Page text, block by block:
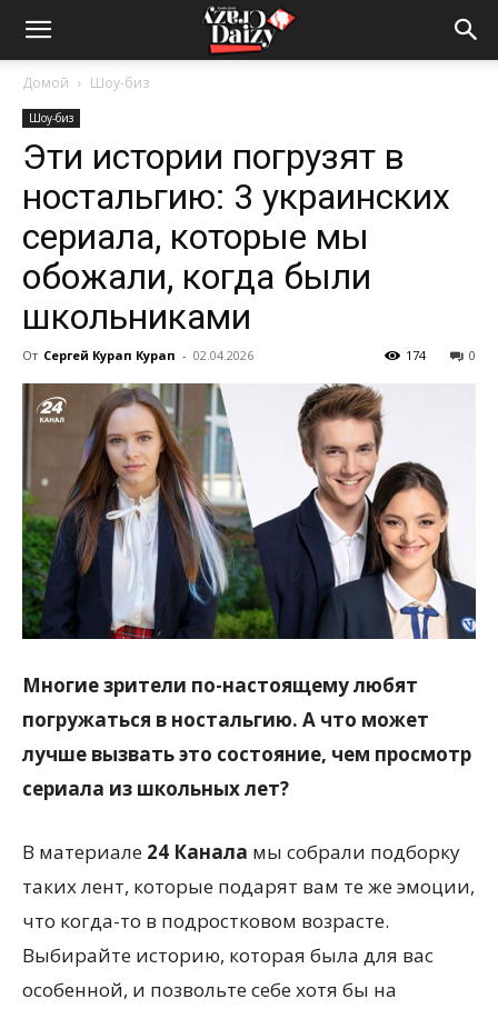
Crazy-
Daizy
сумашедшие
новости
обо
всем
Домой Шоу-биз
Шоу-биз
Эти истории погрузят в
ностальгию: 3 украинских
сериала, которые мы
обожали, когда были
школьниками
От Сергей Курап Курап - 02.04.2026 0
174
Многие зрители по-настоящему любят
погружаться в ностальгию. А что может
лучше вызвать это состояние, чем просмотр
сериала из школьных лет?
В материале 24 Канала мы собрали подборку
таких лент, которые подарят вам те же эмоции,
что когда-то в подростковом возрасте.
Выбирайте историю, которая была для вас
особенной, и позвольте себе хотя бы на